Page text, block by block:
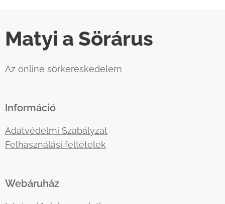
Matyi a Sörárus
Az online sörkereskedelem
Információ
Adatvédelmi Szabályzat
Felhasználási feltételek
Webáruház